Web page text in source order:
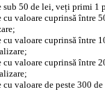
sub 50 de lei, veți primi 1
cu valoare cuprinsă între
cu valoare cuprinsă între
cu valoare cuprinsă între
cu valoare de peste 300